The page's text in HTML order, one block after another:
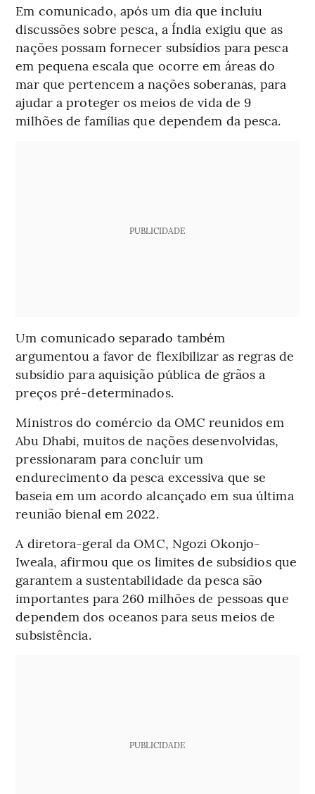
Em comunicado, após um dia que incluiu
discussões sobre pesca, a Índia exigiu que as
nações possam fornecer subsídios para pesca
em pequena escala que ocorre em áreas do
mar que pertencem a nações soberanas, para
ajudar a proteger os meios de vida de 9
milhões de famílias que dependem da pesca.
PUBLICIDADE
Um comunicado separado também
argumentou a favor de flexibilizar as regras de
subsídio para aquisição pública de grãos a
preços pré-determinados.
Ministros do comércio da OMC reunidos em
Abu Dhabi, muitos de nações desenvolvidas,
pressionaram para concluir um
endurecimento da pesca excessiva que se
baseia em um acordo alcançado em sua última
reunião bienal em 2022.
A diretora-geral da OMC, Ngozi Okonjo-
Iweala, afirmou que os limites de subsídios que
garantem a sustentabilidade da pesca são
importantes para 260 milhões de pessoas que
dependem dos oceanos para seus meios de
subsistência.
PUBLICIDADE